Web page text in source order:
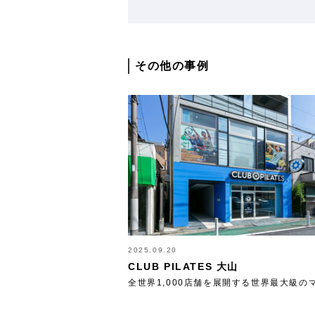
その他の事例
2025.09.20
CLUB PILATES 大山
全世界1,000店舗を展開する世界最大級の